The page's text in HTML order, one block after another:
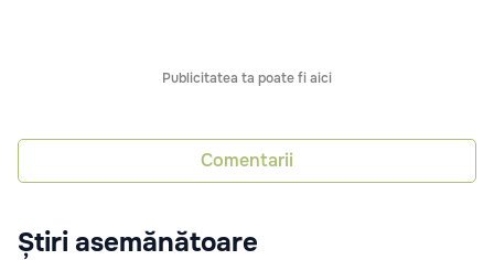
Publicitatea ta poate fi aici
Comentarii
Știri asemănătoare